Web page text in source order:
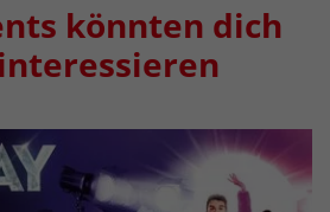
könnten dich